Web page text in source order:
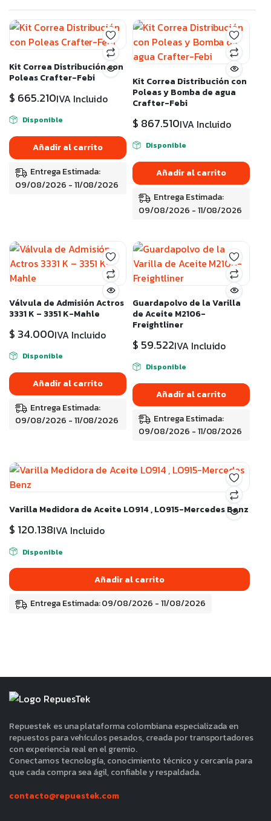
Kit Correa Distribución con
Poleas Crafter-Febi
$ 665.210IVA Incluido
Disponible
Añadir al carrito
Entrega Estimada:
09/08/2026 - 11/08/2026
Kit Correa Distribución con
Poleas y Bomba de agua
Crafter-Febi
$ 867.510IVA Incluido
Disponible
Añadir al carrito
Entrega Estimada:
09/08/2026 - 11/08/2026
Válvula de Admisión Actros
3331 K – 3351 K-Mahle
$ 34.000IVA Incluido
Disponible
Añadir al carrito
Entrega Estimada:
09/08/2026 - 11/08/2026
Guardapolvo de la Varilla
de Aceite M2106-
Freightliner
$ 59.522IVA Incluido
Disponible
Añadir al carrito
Entrega Estimada:
09/08/2026 - 11/08/2026
Varilla Medidora de Aceite LO914 , LO915-Mercedes Benz
$ 120.138IVA Incluido
Disponible
Añadir al carrito
Entrega Estimada: 09/08/2026 - 11/08/2026
Repuestek es una plataforma colombiana especializada en
repuestos para vehículos pesados, creada por transportadores
con experiencia real en el gremio.
Conectamos tecnología, conocimiento técnico y cercanía para
que cada compra sea ágil, confiable y respaldada.
contacto@repuestek.com